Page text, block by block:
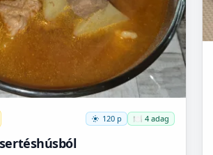
120 p 🍽️ 4 adag